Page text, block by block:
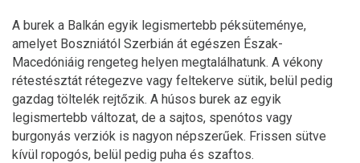
A burek a Balkán egyik legismertebb péksüteménye,
amelyet Boszniától Szerbián át egészen Észak-
Macedóniáig rengeteg helyen megtalálhatunk. A vékony
rétestésztát rétegezve vagy feltekerve sütik, belül pedig
gazdag töltelék rejtőzik. A húsos burek az egyik
legismertebb változat, de a sajtos, spenótos vagy
burgonyás verziók is nagyon népszerűek. Frissen sütve
kívül ropogós, belül pedig puha és szaftos.